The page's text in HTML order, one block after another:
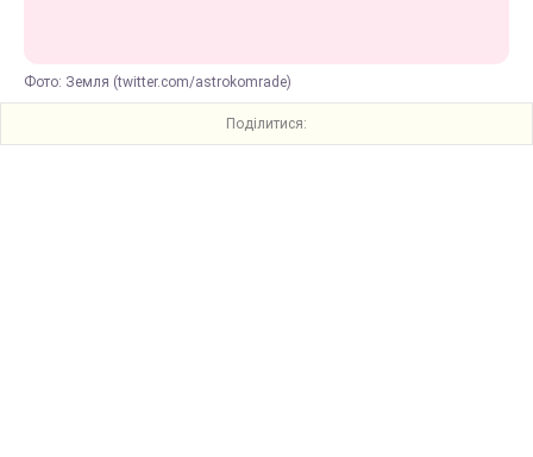
Фото: Земля (twitter.com/astrokomrade)
Поділитися: